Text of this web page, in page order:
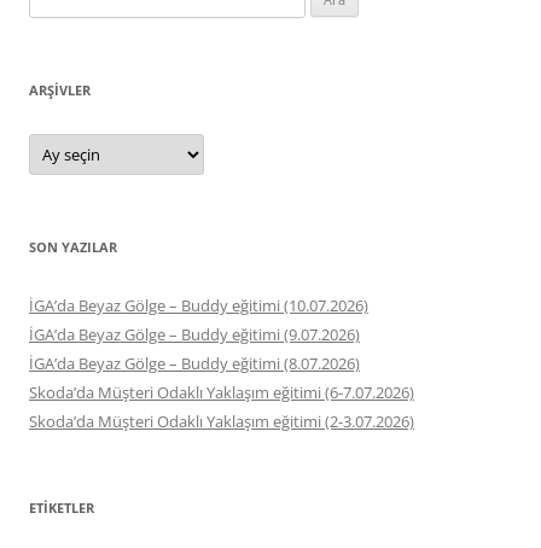
ARŞIVLER
Arşivler
SON YAZILAR
İGA’da Beyaz Gölge – Buddy eğitimi (10.07.2026)
İGA’da Beyaz Gölge – Buddy eğitimi (9.07.2026)
İGA’da Beyaz Gölge – Buddy eğitimi (8.07.2026)
Skoda’da Müşteri Odaklı Yaklaşım eğitimi (6-7.07.2026)
Skoda’da Müşteri Odaklı Yaklaşım eğitimi (2-3.07.2026)
ETIKETLER